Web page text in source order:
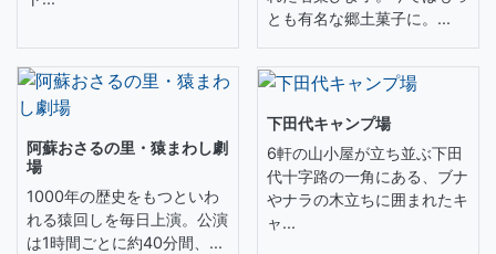
とも有名な郷土菓子に。...
阿蘇おさるの里・猿まわし劇
場
1000年の歴史をもつといわ
れる猿回しを毎日上演。公演
は1時間ごとに約40分間、...
下田代キャンプ場
6軒の山小屋が立ち並ぶ下田
代十字路の一角にある、ブナ
やナラの木立ちに囲まれたキ
ャ...